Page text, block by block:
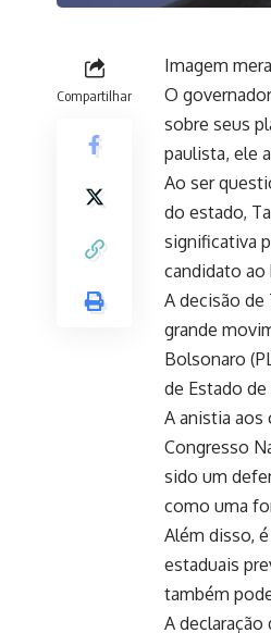
Compartilhar
Imagem
O
sobre seus
paulista, ele
Ao ser
do estado,
significativa
candidato ao
A decisão de
grande
Bolsonaro
de Estado de
A anistia
Congresso
sido um
como uma
Além disso,
estaduais
também
A